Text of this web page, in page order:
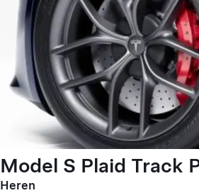
Model S Plaid Track
Heren